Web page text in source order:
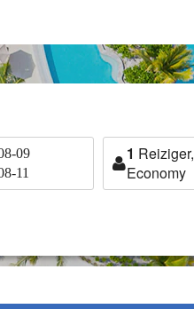
09
11
1 Reiziger,
Economy